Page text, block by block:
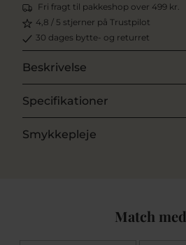
Fri fragt til pakkeshop over 499 kr.
4,8 / 5 stjerner på Trustpilot
30 dages bytte- og returret
Beskrivelse
Specifikationer
Smykkepleje
Match med